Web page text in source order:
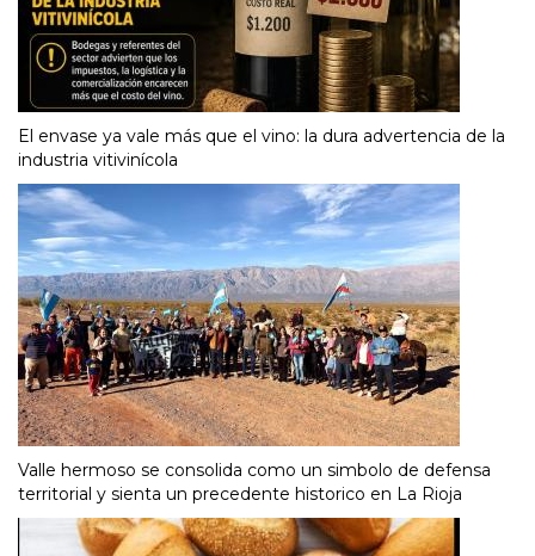
El envase ya vale más que el vino: la dura advertencia de la
industria vitivinícola
Valle hermoso se consolida como un simbolo de defensa
territorial y sienta un precedente historico en La Rioja